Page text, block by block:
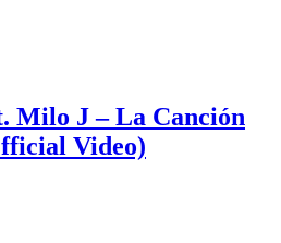
Milo J – La Canción
Video)